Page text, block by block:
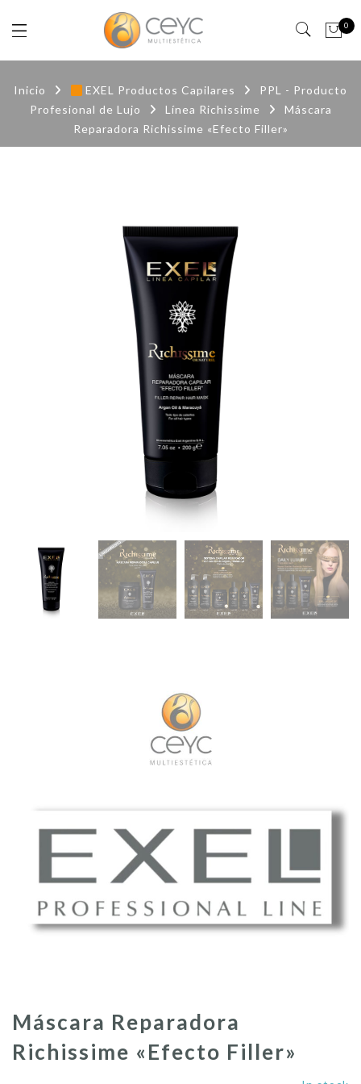
0
Inicio EXEL Productos Capilares
PPL - Producto
Profesional de Lujo
Línea Richissime
Máscara
Reparadora Richissime «Efecto Filler»
Máscara Reparadora
Richissime «Efecto Filler»